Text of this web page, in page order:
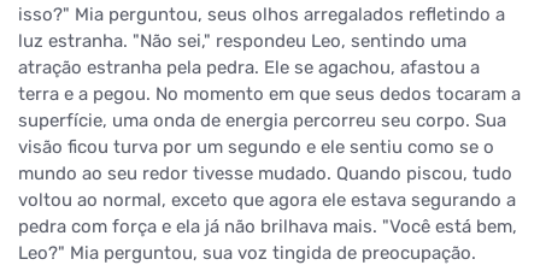
isso?" Mia perguntou, seus olhos arregalados refletindo a
luz estranha. "Não sei," respondeu Leo, sentindo uma
atração estranha pela pedra. Ele se agachou, afastou a
terra e a pegou. No momento em que seus dedos tocaram a
superfície, uma onda de energia percorreu seu corpo. Sua
visão ficou turva por um segundo e ele sentiu como se o
mundo ao seu redor tivesse mudado. Quando piscou, tudo
voltou ao normal, exceto que agora ele estava segurando a
pedra com força e ela já não brilhava mais. "Você está bem,
Leo?" Mia perguntou, sua voz tingida de preocupação.